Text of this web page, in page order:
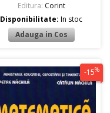
Editura: Corint
Disponibilitate:In stoc
-15%